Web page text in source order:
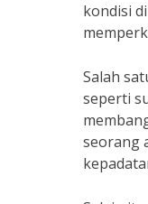
kondisi
Salah
seperti
seorang